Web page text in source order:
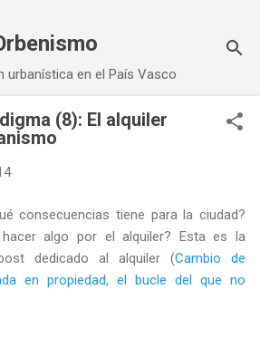
urbanística en el País Vasco
(8): El alquiler
consecuencias tiene para la ciudad?
algo por el alquiler? Esta es la
dedicado al alquiler (Cambio de
en propiedad, el bucle del que no